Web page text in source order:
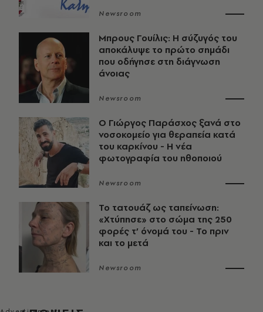
Newsroom
Μπρους Γουίλις: Η σύζυγός του
αποκάλυψε το πρώτο σημάδι
που οδήγησε στη διάγνωση
άνοιας
Newsroom
O Γιώργος Παράσχος ξανά στο
νοσοκομείο για θεραπεία κατά
του καρκίνου - Η νέα
φωτογραφία του ηθοποιού
Newsroom
Το τατουάζ ως ταπείνωση:
«Χτύπησε» στο σώμα της 250
φορές τ’ όνομά του - Το πριν
και το μετά
Newsroom